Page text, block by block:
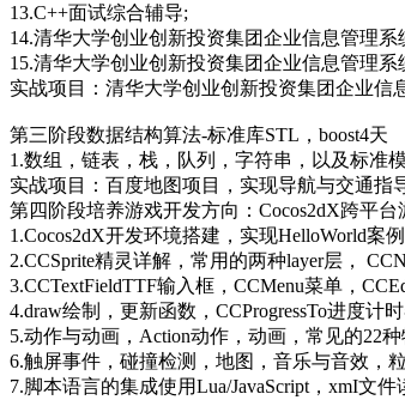
13.C++面试综合辅导;
14.清华大学创业创新投资集团企业信息管理系
15.清华大学创业创新投资集团企业信息管理系
实战项目：清华大学创业创新投资集团企业信
第三阶段数据结构算法-标准库STL，boost4天
1.数组，链表，栈，队列，字符串，以及标准
实战项目：百度地图项目，实现导航与交通指
第四阶段培养游戏开发方向：Cocos2dX跨平台
1.Cocos2dX开发环境搭建，实现HelloWorld案
2.CCSprite精灵详解，常用的两种layer层，
3.CCTextFieldTTF输入框，CCMenu菜单，
4.draw绘制，更新函数，CCProgressTo进度
5.动作与动画，Action动作，动画，常见的22
6.触屏事件，碰撞检测，地图，音乐与音效，
7.脚本语言的集成使用Lua/JavaScript，xmI文